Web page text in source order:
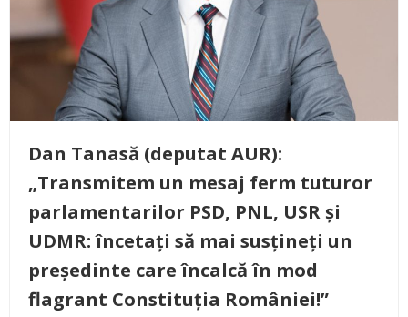
Dan Tanasă (deputat AUR):
„Transmitem un mesaj ferm tuturor
parlamentarilor PSD, PNL, USR și
UDMR: încetați să mai susțineți un
președinte care încalcă în mod
flagrant Constituția României!”